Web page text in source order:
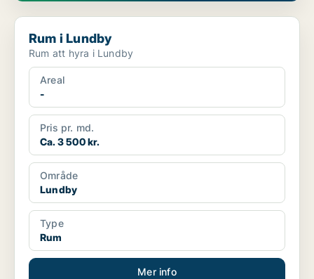
Rum i Lundby
Rum i Lundby
Rum att hyra i Lundby
Areal
-
Pris pr. md.
Ca. 3 500 kr.
Område
Lundby
Type
Rum
Mer info